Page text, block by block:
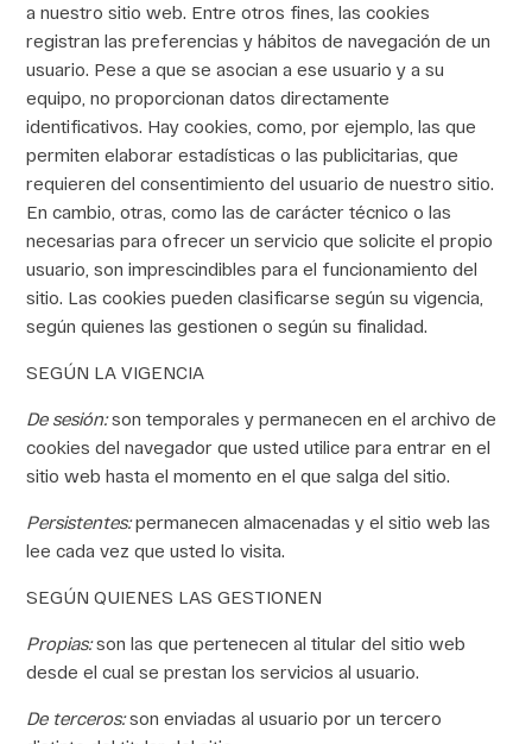
a nuestro sitio web. Entre otros fines, las cookies
registran las preferencias y hábitos de navegación de un
usuario. Pese a que se asocian a ese usuario y a su
equipo, no proporcionan datos directamente
identificativos. Hay cookies, como, por ejemplo, las que
permiten elaborar estadísticas o las publicitarias, que
requieren del consentimiento del usuario de nuestro sitio.
En cambio, otras, como las de carácter técnico o las
necesarias para ofrecer un servicio que solicite el propio
usuario, son imprescindibles para el funcionamiento del
sitio. Las cookies pueden clasificarse según su vigencia,
según quienes las gestionen o según su finalidad.
SEGÚN LA VIGENCIA
De sesión:son temporales y permanecen en el archivo de
cookies del navegador que usted utilice para entrar en el
sitio web hasta el momento en el que salga del sitio.
Persistentes:permanecen almacenadas y el sitio web las
lee cada vez que usted lo visita.
SEGÚN QUIENES LAS GESTIONEN
Propias:son las que pertenecen al titular del sitio web
desde el cual se prestan los servicios al usuario.
De terceros:son enviadas al usuario por un tercero